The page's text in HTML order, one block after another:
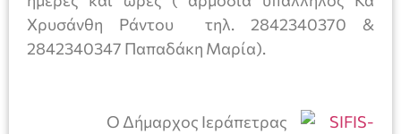
Χρυσάνθη Ράντου τηλ. 2842340370 &
2842340347 Παπαδάκη Μαρία).
Ο Δήμαρχος Ιεράπετρας